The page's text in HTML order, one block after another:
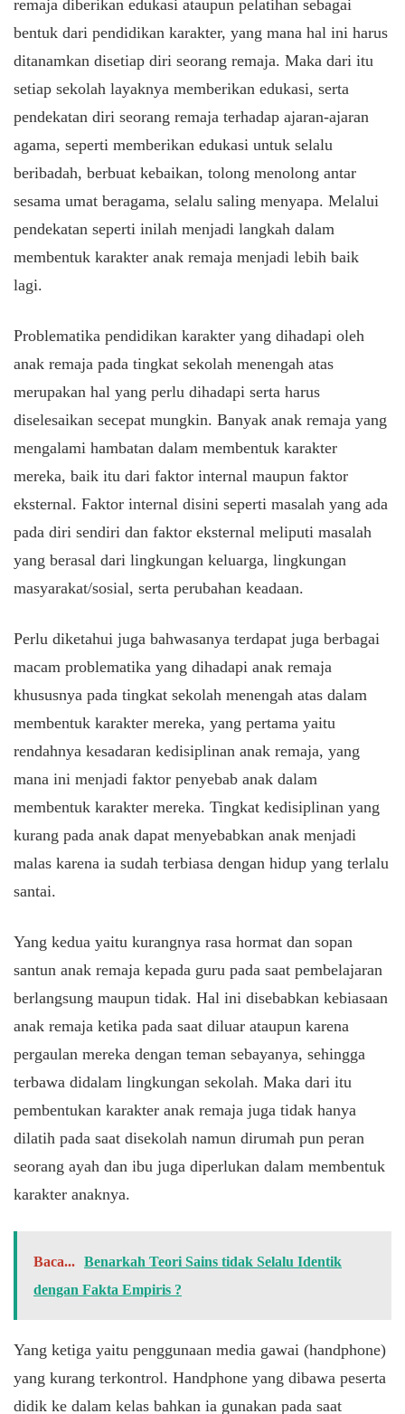
remaja diberikan edukasi ataupun pelatihan sebagai
bentuk dari pendidikan karakter, yang mana hal ini harus
ditanamkan disetiap diri seorang remaja. Maka dari itu
setiap sekolah layaknya memberikan edukasi, serta
pendekatan diri seorang remaja terhadap ajaran-ajaran
agama, seperti memberikan edukasi untuk selalu
beribadah, berbuat kebaikan, tolong menolong antar
sesama umat beragama, selalu saling menyapa. Melalui
pendekatan seperti inilah menjadi langkah dalam
membentuk karakter anak remaja menjadi lebih baik
lagi.
Problematika pendidikan karakter yang dihadapi oleh
anak remaja pada tingkat sekolah menengah atas
merupakan hal yang perlu dihadapi serta harus
diselesaikan secepat mungkin. Banyak anak remaja yang
mengalami hambatan dalam membentuk karakter
mereka, baik itu dari faktor internal maupun faktor
eksternal. Faktor internal disini seperti masalah yang ada
pada diri sendiri dan faktor eksternal meliputi masalah
yang berasal dari lingkungan keluarga, lingkungan
masyarakat/sosial, serta perubahan keadaan.
Perlu diketahui juga bahwasanya terdapat juga berbagai
macam problematika yang dihadapi anak remaja
khususnya pada tingkat sekolah menengah atas dalam
membentuk karakter mereka, yang pertama yaitu
rendahnya kesadaran kedisiplinan anak remaja, yang
mana ini menjadi faktor penyebab anak dalam
membentuk karakter mereka. Tingkat kedisiplinan yang
kurang pada anak dapat menyebabkan anak menjadi
malas karena ia sudah terbiasa dengan hidup yang terlalu
santai.
Yang kedua yaitu kurangnya rasa hormat dan sopan
santun anak remaja kepada guru pada saat pembelajaran
berlangsung maupun tidak. Hal ini disebabkan kebiasaan
anak remaja ketika pada saat diluar ataupun karena
pergaulan mereka dengan teman sebayanya, sehingga
terbawa didalam lingkungan sekolah. Maka dari itu
pembentukan karakter anak remaja juga tidak hanya
dilatih pada saat disekolah namun dirumah pun peran
seorang ayah dan ibu juga diperlukan dalam membentuk
karakter anaknya.
Baca... Benarkah Teori Sains tidak Selalu Identik
dengan Fakta Empiris ?
Yang ketiga yaitu penggunaan media gawai (handphone)
yang kurang terkontrol. Handphone yang dibawa peserta
didik ke dalam kelas bahkan ia gunakan pada saat